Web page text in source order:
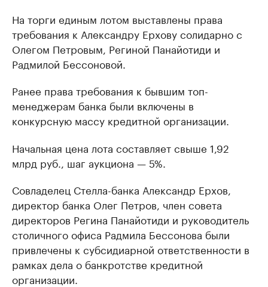
На торги единым лотом выставлены права
требования к Александру Ерхову солидарно с
Олегом Петровым, Региной Панайотиди и
Радмилой Бессоновой.
Ранее права требования к бывшим топ-
менеджерам банка были включены в
конкурсную массу кредитной организации.
Начальная цена лота составляет свыше 1,92
млрд руб., шаг аукциона — 5%.
Совладелец Стелла-банка Александр Ерхов,
директор банка Олег Петров, член совета
директоров Регина Панайотиди и руководитель
столичного офиса Радмила Бессонова были
привлечены к субсидиарной ответственности в
рамках дела о банкротстве кредитной
организации.